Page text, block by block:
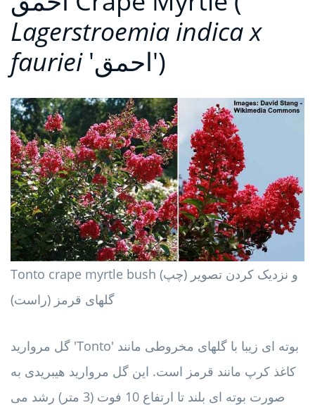
Lagerstroemia indica x
fauriei
'احمق')
Tonto crape myrtle bush (چپ) و نزدیک کردن تصویر
گلهای قرمز (راست)
گل مروارید 'Tonto' بوته ای زیبا با گلهای مخروطی مانند
کاغذ کرپ مانند قرمز است. این گل مروارید هیبریدی به
صورت بوته ای بلند تا ارتفاع 10 فوت (3 متر) رشد می